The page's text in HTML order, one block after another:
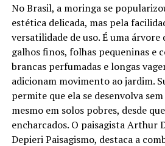
No Brasil, a moringa se
estética delicada, mas pela
versatilidade de uso. É uma árvore
galhos finos, folhas pequeninas e
brancas perfumadas e longas
adicionam movimento ao jardim.
permite que ela se desenvolva
mesmo em solos pobres, desde
encharcados. O paisagista Arthur
Depieri Paisagismo, destaca a